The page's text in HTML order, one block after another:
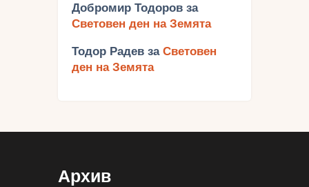
Добромир Тодоров за
Световен ден на Земята
Тодор Радев за Световен
ден на Земята
Архив